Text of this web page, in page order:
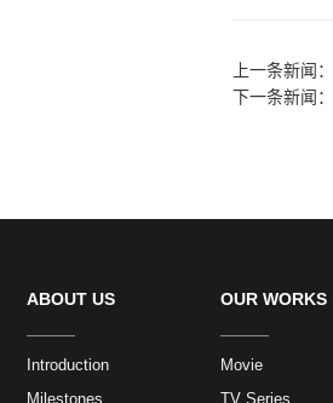
上一条新闻：
下一条新闻：
ABOUT US
Introduction
Milestones
OUR WORKS
Movie
TV Series